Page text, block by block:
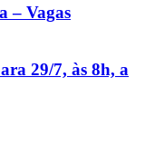
– Vagas
29/7, às 8h, a